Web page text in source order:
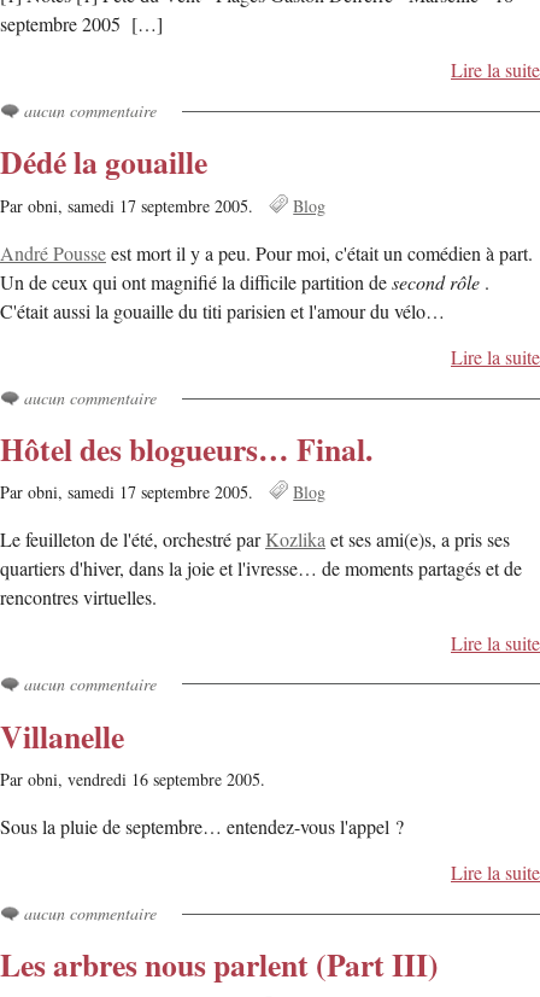
septembre 2005 […]
Lire la suite
aucun commentaire
Dédé la gouaille
Par obni, samedi 17 septembre 2005. Blog
André Pousseest mort il y a peu. Pour moi, c'était un comédien à part.
Un de ceux qui ont magnifié la difficile partition desecond rôle .
C'était aussi la gouaille du titi parisien et l'amour du vélo…
Lire la suite
aucun commentaire
Hôtel des blogueurs… Final.
Par obni, samedi 17 septembre 2005. Blog
Le feuilleton de l'été, orchestré parKozlikaet ses ami(e)s, a pris ses
quartiers d'hiver, dans la joie et l'ivresse… de moments partagés et de
rencontres virtuelles.
Lire la suite
aucun commentaire
Villanelle
Par obni, vendredi 16 septembre 2005.
Sous la pluie de septembre… entendez-vous l'appel ?
Lire la suite
aucun commentaire
Les arbres nous parlent (Part III)